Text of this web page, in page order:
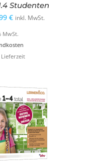
Studenten
€
€Aktueller
Preis
ist:
9,99 €.
inkl. MwSt.
MwSt.
Lieferzeit